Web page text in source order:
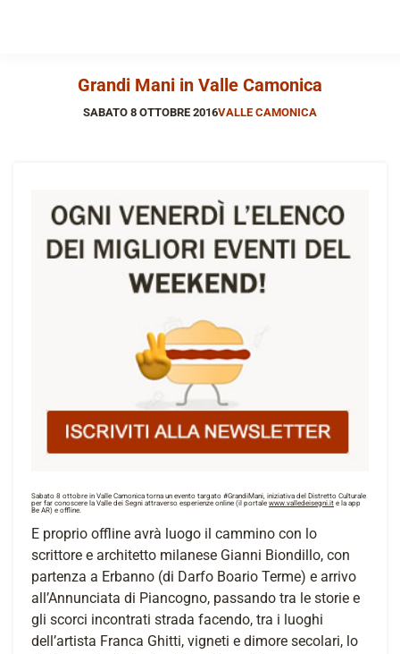
Grandi Mani in Valle Camonica
SABATO 8 OTTOBRE 2016VALLE CAMONICA
Sabato 8 ottobre in Valle Camonica torna un evento targato #GrandiMani, iniziativa del Distretto Culturale
per far conoscere la Valle dei Segni attraverso esperienze online (il portale www.valledeisegni.it e la app
Be AR) e offline.
E proprio offline avrà luogo il cammino con lo
scrittore e architetto milanese Gianni Biondillo, con
partenza a Erbanno (di Darfo Boario Terme) e arrivo
all’Annunciata di Piancogno, passando tra le storie e
gli scorci incontrati strada facendo, tra i luoghi
dell’artista Franca Ghitti, vigneti e dimore secolari, lo